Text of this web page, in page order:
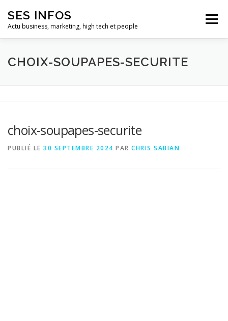
contenu
SES INFOS
Actu business, marketing, high tech et people
Menu
BUSINESS MARKETING
CHOIX-SOUPAPES-SECURITE
choix-soupapes-securite
PUBLIÉ LE 30 SEPTEMBRE 2024 PAR CHRIS SABIAN